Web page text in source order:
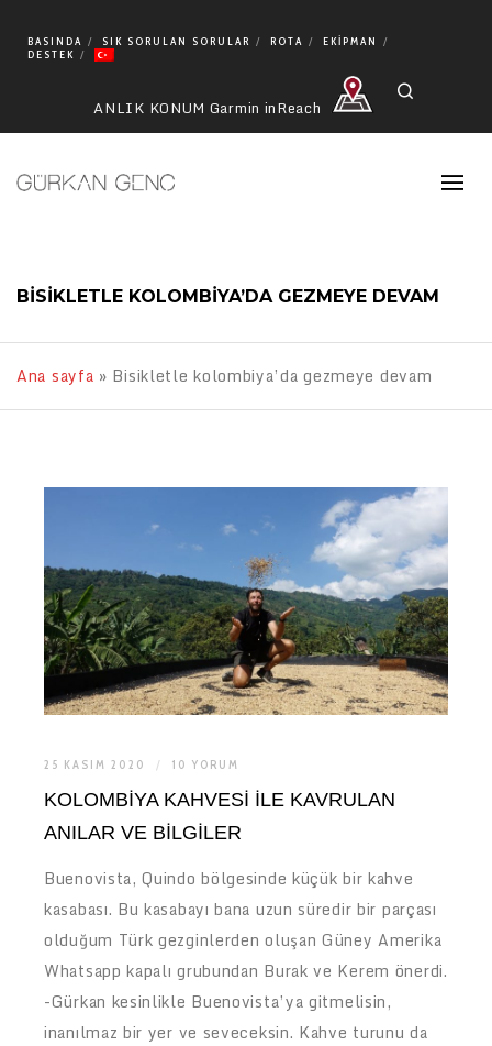
BASINDA SIK SORULAN SORULAR ROTA
EKIPMAN
DESTEK
ANLIK KONUM Garmin inReach
BISIKLETLE KOLOMBIYA’DA GEZMEYE DEVAM
Ana sayfa » Bisikletle kolombiya’da gezmeye devam
25 KASIM 2020 10 YORUM
KOLOMBIYA KAHVESI ILE KAVRULAN
ANILAR VE BILGILER
Buenovista, Quindo bölgesinde küçük bir kahve
kasabası. Bu kasabayı bana uzun süredir bir parçası
olduğum Türk gezginlerden oluşan Güney Amerika
Whatsapp kapalı grubundan Burak ve Kerem önerdi.
-Gürkan kesinlikle Buenovista’ya gitmelisin,
inanılmaz bir yer ve seveceksin. Kahve turunu da